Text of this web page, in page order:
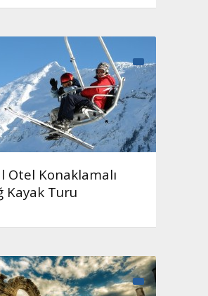
Otel Konaklamalı
Kayak Turu